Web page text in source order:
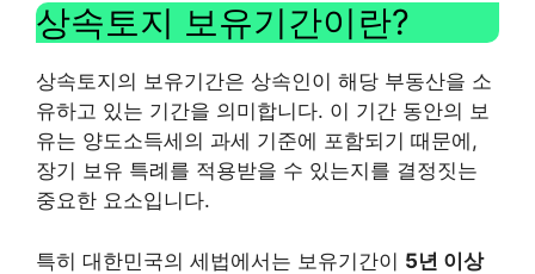
상속토지 보유기간이란?
상속토지의 보유기간은 상속인이 해당 부동산을 소
유하고 있는 기간을 의미합니다. 이 기간 동안의 보
유는 양도소득세의 과세 기준에 포함되기 때문에,
장기 보유 특례를 적용받을 수 있는지를 결정짓는
중요한 요소입니다.
특히 대한민국의 세법에서는 보유기간이 5년 이상